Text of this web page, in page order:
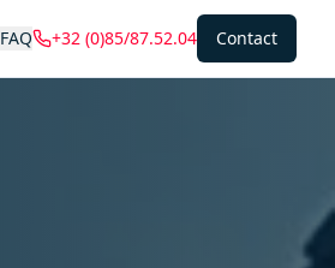
FAQ +32 (0)85/87.52.04 Contact